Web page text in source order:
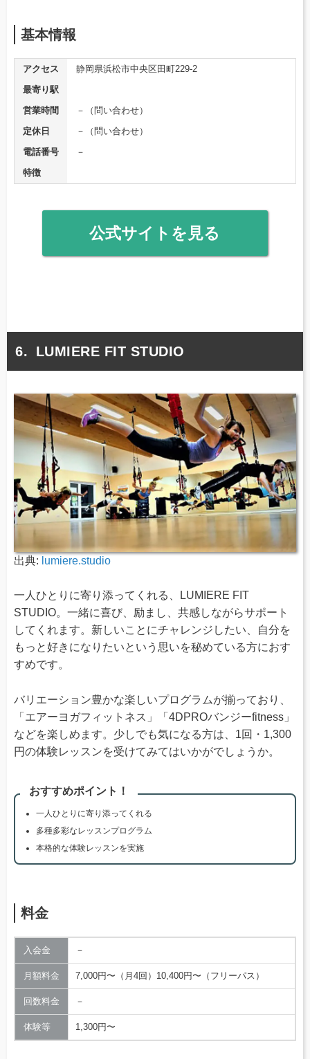
基本情報
アクセス
静岡県浜松市中央区田町229-2
最寄り駅
営業時間
－（問い合わせ）
定休日
－（問い合わせ）
電話番号
－
特徴
公式サイトを見る
LUMIERE FIT STUDIO
出典: lumiere.studio
一人ひとりに寄り添ってくれる、LUMIERE FIT
STUDIO。一緒に喜び、励まし、共感しながらサポート
してくれます。新しいことにチャレンジしたい、自分を
もっと好きになりたいという思いを秘めている方におす
すめです。
バリエーション豊かな楽しいプログラムが揃っており、
「エアーヨガフィットネス」「4DPROバンジーfitness」
などを楽しめます。少しでも気になる方は、1回・1,300
円の体験レッスンを受けてみてはいかがでしょうか。
おすすめポイント！
一人ひとりに寄り添ってくれる
多種多彩なレッスンプログラム
本格的な体験レッスンを実施
料金
入会金 －
月額料金 7,000円〜（月4回）10,400円〜（フリーパス）
回数料金 －
体験等 1,300円〜